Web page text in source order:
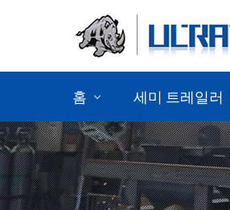
홈 세미 트레일러
컨테이너 세 미 트레일
다